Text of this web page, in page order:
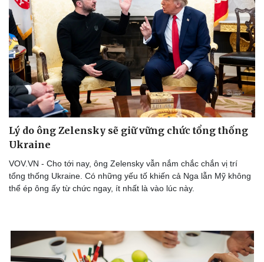
Doanh nghiệp
Thông tin doanh nghiệp
Doanh nghiệp 24h
Doanh nhân
Vì cộng đồng
Công nghệ
Sành điệu
Tin Công nghệ
Trải nghiệm
Chuyển đổi số
Lý do ông Zelensky sẽ giữ vững chức tổng thống
Ukraine
VOV.VN - Cho tới nay, ông Zelensky vẫn nắm chắc chắn vị trí
tổng thống Ukraine. Có những yếu tố khiến cả Nga lẫn Mỹ không
thể ép ông ấy từ chức ngay, ít nhất là vào lúc này.